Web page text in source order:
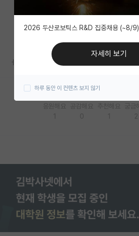
자유 게시판(아무개랩)
미국 유학 게시판
미국 대학원 합격 후기 게시판
대학원 합격 후기 게시판
취업 게시판
임용 후기 게시판
ㅓㅓ
2026 두산로보틱스 R&D 집중채용 (~8/9)
자세히 보기
하루 동안 이 컨텐츠 보지 않기